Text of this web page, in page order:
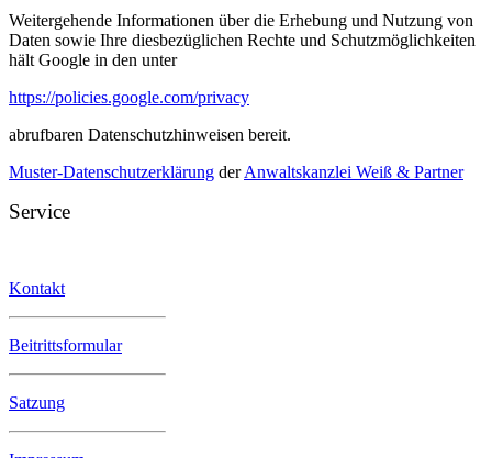
Weitergehende Informationen über die Erhebung und Nutzung von
Daten sowie Ihre diesbezüglichen Rechte und Schutzmöglichkeiten
hält Google in den unter
https://policies.google.com/privacy
abrufbaren Datenschutzhinweisen bereit.
Muster-Datenschutzerklärung derAnwaltskanzlei Weiß & Partner
Service
Kontakt
Beitrittsformular
Satzung